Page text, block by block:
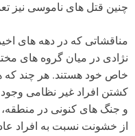
چنین قتل های ناموسی نیز
مناقشاتی که در دهه های
نژادی در میان گروه های
خاص خود هستند. هر چند
کشتن افراد غیر نظامی
و جنگ های کنونی در
از خشونت نسبت به افراد